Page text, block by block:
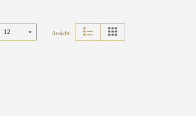
Ansicht